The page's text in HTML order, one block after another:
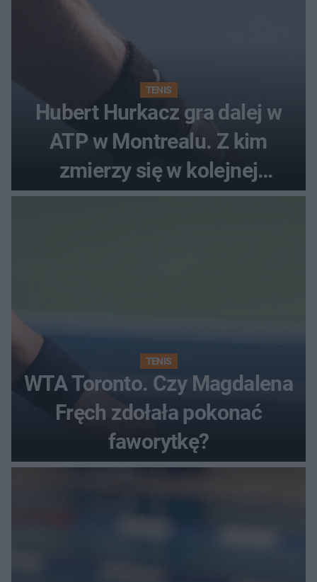
TENIS
Hubert Hurkacz gra dalej w
ATP w Montrealu. Z kim
zmierzy się w kolejnej
rundzie?
TENIS
WTA Toronto. Czy Magdalena
Fręch zdołała pokonać
faworytkę?